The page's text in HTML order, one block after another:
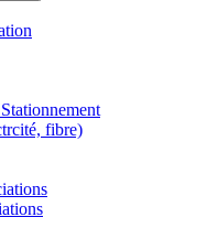
fibre)